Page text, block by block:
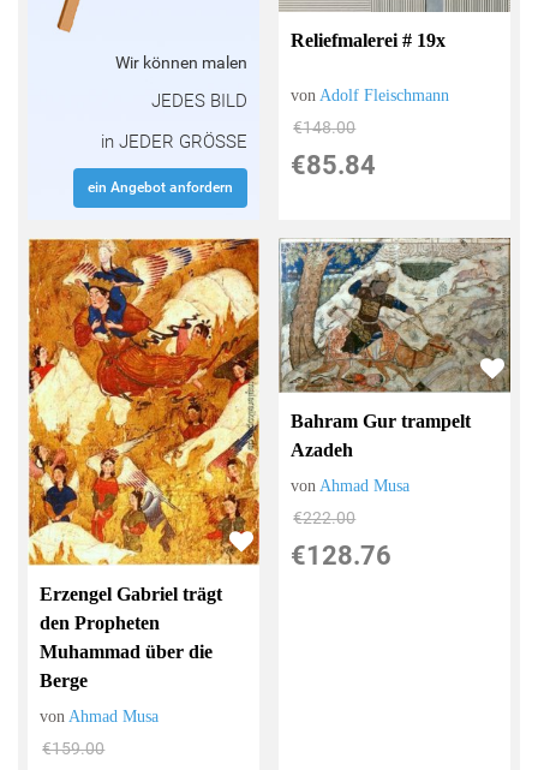
Wir können malen
JEDES BILD
in JEDER GRÖSSE
ein Angebot anfordern
Reliefmalerei # 19x
vonAdolf Fleischmann
€148.00
€85.84
Erzengel Gabriel trägt
den Propheten
Muhammad über die
Berge
vonAhmad Musa
€159.00
Bahram Gur trampelt
Azadeh
von Ahmad Musa
€222.00
€128.76